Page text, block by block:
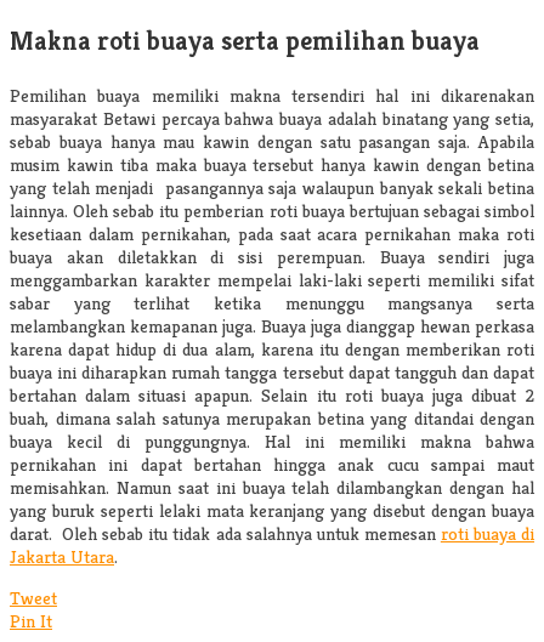
Makna roti buaya serta pemilihan buaya
Pemilihan buaya memiliki makna tersendiri hal ini dikarenakan
masyarakat Betawi percaya bahwa buaya adalah binatang yang setia,
sebab buaya hanya mau kawin dengan satu pasangan saja. Apabila
musim kawin tiba maka buaya tersebut hanya kawin dengan betina
yang telah menjadi pasangannya saja walaupun banyak sekali betina
lainnya. Oleh sebab itu pemberian roti buaya bertujuan sebagai simbol
kesetiaan dalam pernikahan, pada saat acara pernikahan maka roti
buaya akan diletakkan di sisi perempuan. Buaya sendiri juga
menggambarkan karakter mempelai laki-laki seperti memiliki sifat
sabar yang terlihat ketika menunggu mangsanya serta
melambangkan kemapanan juga. Buaya juga dianggap hewan perkasa
karena dapat hidup di dua alam, karena itu dengan memberikan roti
buaya ini diharapkan rumah tangga tersebut dapat tangguh dan dapat
bertahan dalam situasi apapun. Selain itu roti buaya juga dibuat 2
buah, dimana salah satunya merupakan betina yang ditandai dengan
buaya kecil di punggungnya. Hal ini memiliki makna bahwa
pernikahan ini dapat bertahan hingga anak cucu sampai maut
memisahkan. Namun saat ini buaya telah dilambangkan dengan hal
yang buruk seperti lelaki mata keranjang yang disebut dengan buaya
darat. Oleh sebab itu tidak ada salahnya untuk memesan roti buaya di
Jakarta Utara.
Tweet
Pin It